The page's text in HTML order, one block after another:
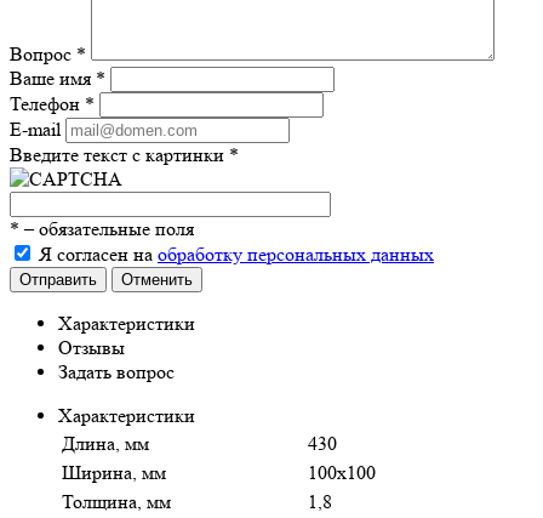
Вопрос *
Ваше имя *
Телефон *
E-mail
Введите текст с картинки *
* – обязательные поля
Я согласен на обработку персональных данных
Отправить Отменить
Характеристики
Отзывы
Задать вопрос
Характеристики
Длина, мм
430
Ширина, мм
100х100
Толщина, мм
1,8